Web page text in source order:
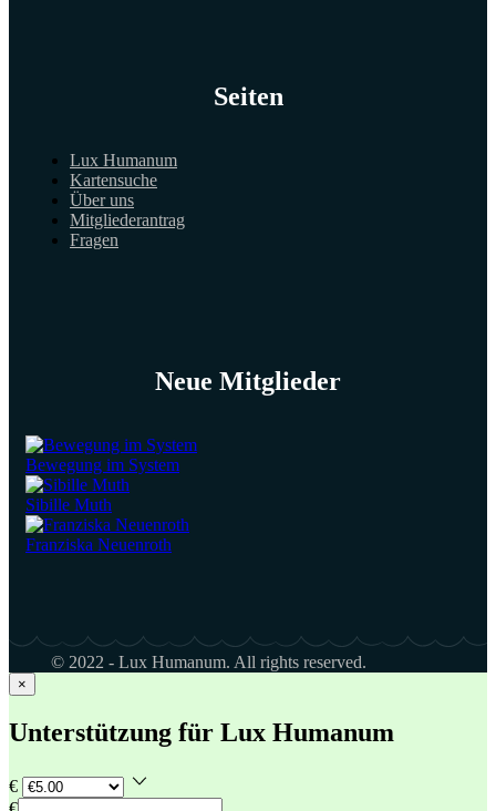
Seiten
Lux Humanum
Kartensuche
Über uns
Mitgliederantrag
Fragen
Neue Mitglieder
Bewegung im System
Sibille Muth
Franziska Neuenroth
© 2022 - Lux Humanum. All rights reserved.
×
Unterstützung für Lux Humanum
€